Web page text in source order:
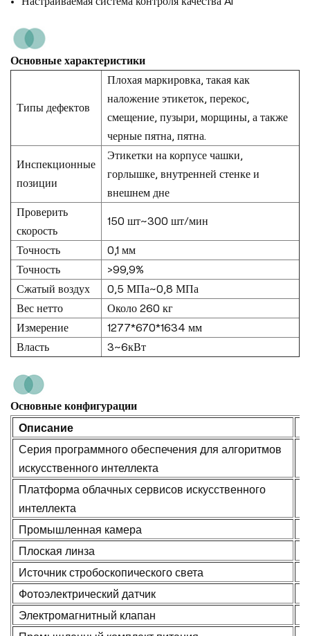
Основные характеристики
Типы дефектов
Плохая маркировка, такая как
наложение этикеток, перекос,
смещение, пузыри, морщины, а также
черные пятна, пятна.
Инспекционные
позиции
Этикетки на корпусе чашки,
горлышке, внутренней стенке и
внешнем дне
Проверить
скорость
150 шт~300 шт/мин
Точность
0,1 мм
Точность
>99,9%
Сжатый воздух
0,5 МПа~0,8 МПа
Вес нетто
Около 260 кг
Измерение
1277*670*1634 мм
Власть
3~6кВт
Основные конфигурации
Описание
Серия программного обеспечения для алгоритмов
искусственного интеллекта
Платформа облачных сервисов искусственного
интеллекта
Промышленная камера
Плоская линза
Источник стробоскопического света
Фотоэлектрический датчик
Электромагнитный клапан